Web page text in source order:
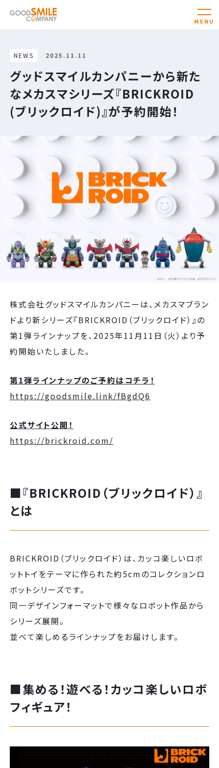
NEWS 2025.11.11
グッドスマイルカンパニーから新た
なメカスマシリーズ『BRICKROID
(ブリックロイド)』が予約開始！
株式会社グッドスマイルカンパニーは、メカスマブラン
ドより新シリーズ『BRICKROID（ブリックロイド）』の
第1弾ラインナップを、2025年11月11日（火）より予
約開始いたしました。
第1弾ラインナップのご予約はコチラ！
https://goodsmile.link/fBgdQ6
公式サイト公開！
https://brickroid.com/
■『BRICKROID（ブリックロイド）』
とは
BRICKROID（ブリックロイド）は、カッコ楽しいロボ
ットトイをテーマに作られた約5cmのコレクションロ
ボットシリーズです。
同一デザインフォーマットで様々なロボット作品から
シリーズ展開。
並べて楽しめるラインナップをお届けします。
■集める！遊べる！カッコ楽しいロボ
フィギュア！